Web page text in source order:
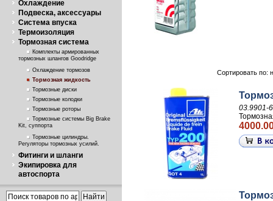
Охлаждение
Подвеска, аксессуары
Система впуска
Термоизоляция
Тормозная система
Комплекты армированных
тормозных шлангов Goodridge
Охлаждение тормозов
Тормозная жидкость
Тормозные диски
Тормозные колодки
Тормозные роторы
Тормозные системы Big Brake
Kit, суппорта
Тормозные цилиндры.
Регуляторы тормозных усилий.
Фитинги и шланги
Экипировка для
автоспорта
Сортировать по:
03.9901-